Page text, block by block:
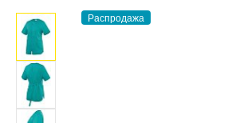
Распродажа